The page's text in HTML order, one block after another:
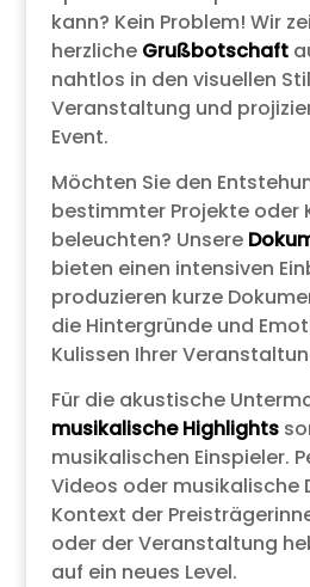
kann? Kein Problem! Wir
herzliche Grußbotschaft
nahtlos in den visuellen
Veranstaltung und
Event.
Möchten Sie den
bestimmter Projekte oder
beleuchten? Unsere
bieten einen intensiven
produzieren kurze
die Hintergründe und
Kulissen Ihrer
Für die akustische
musikalische Highlights
musikalischen Einspieler.
Videos oder musikalische
Kontext der
oder der Veranstaltung
auf ein neues Level.